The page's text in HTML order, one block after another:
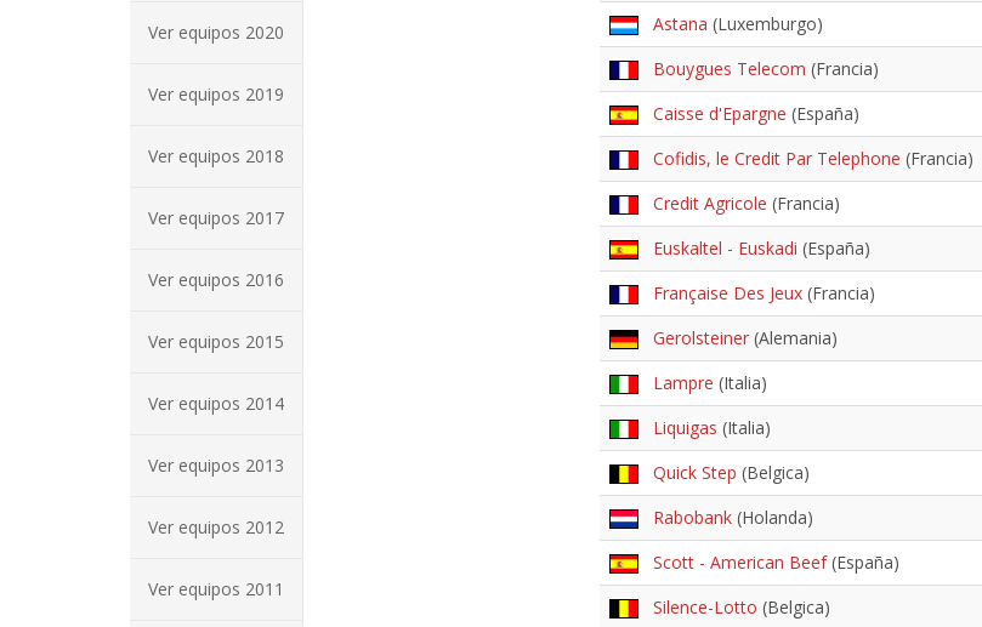
Ver equipos 2020
Ver equipos 2019
Ver equipos 2018
Ver equipos 2017
Ver equipos 2016
Ver equipos 2015
Ver equipos 2014
Ver equipos 2013
Ver equipos 2012
Ver equipos 2011
Astana (Luxemburgo)
Bouygues Telecom (Francia)
Caisse d'Epargne (España)
Cofidis, le Credit Par Telephone (Francia)
Credit Agricole (Francia)
Euskaltel - Euskadi (España)
Française Des Jeux(Francia)
Gerolsteiner(Alemania)
Lampre (Italia)
Liquigas (Italia)
Quick Step (Belgica)
Rabobank(Holanda)
Scott - American Beef(España)
Silence-Lotto (Belgica)